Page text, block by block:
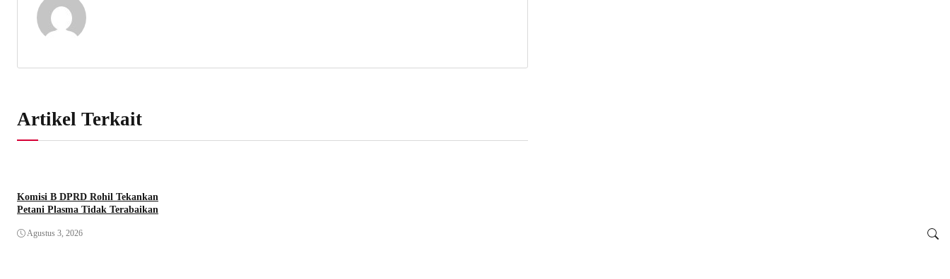
Artikel Terkait
Komisi B DPRD Rohil Tekankan
Petani Plasma Tidak Terabaikan
Agustus 3, 2026